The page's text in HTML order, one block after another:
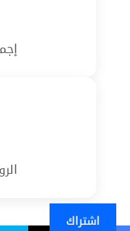
اشتراك